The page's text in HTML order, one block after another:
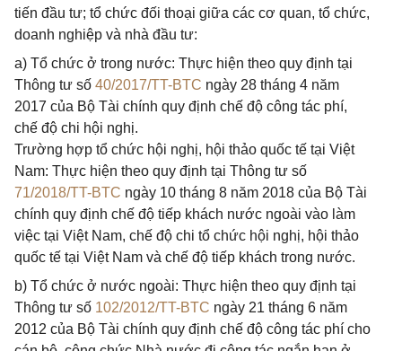
tiến đầu tư; tổ chức đối thoại giữa các cơ quan, tổ chức,
doanh nghiệp và nhà đầu tư:
a) Tổ chức ở trong nước: Thực hiện theo quy định tại
Thông tư số 40/2017/TT-BTC ngày 28 tháng 4 năm
2017 của Bộ Tài chính quy định chế độ công tác phí,
chế độ chi hội nghị.
Trường hợp tổ chức hội nghị, hội thảo quốc tế tại Việt
Nam: Thực hiện theo quy định tại Thông tư số
71/2018/TT-BTC ngày 10 tháng 8 năm 2018 của Bộ Tài
chính quy định chế độ tiếp khách nước ngoài vào làm
việc tại Việt Nam, chế độ chi tổ chức hội nghị, hội thảo
quốc tế tại Việt Nam và chế độ tiếp khách trong nước.
b) Tổ chức ở nước ngoài: Thực hiện theo quy định tại
Thông tư số 102/2012/TT-BTC ngày 21 tháng 6 năm
2012 của Bộ Tài chính quy định chế độ công tác phí cho